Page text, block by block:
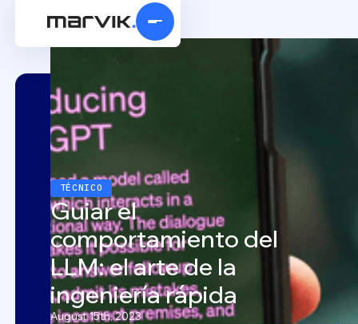
TÉCNICO
Guiar el
comportamiento del
LLM: el arte de la
ingeniería rápida
August 15th, 2023